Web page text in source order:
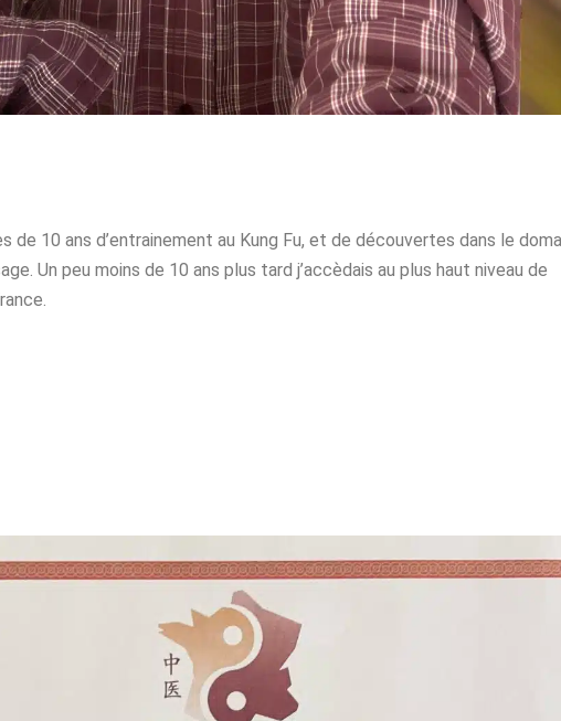
de 10 ans d’entrainement au Kung Fu, et de découvertes dans le
Un peu moins de 10 ans plus tard j’accèdais au plus haut niveau de